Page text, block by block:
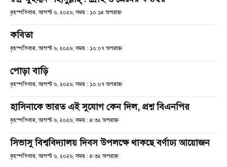
বৃহস্পতিবার, আগস্ট ৬, ২০২৬; সময় : ১০:১৪ অপরাহ্ণ
কবিতা
বৃহস্পতিবার, আগস্ট ৬, ২০২৬; সময় : ১০:০৭ অপরাহ্ণ
পোড়া বাড়ি
বৃহস্পতিবার, আগস্ট ৬, ২০২৬; সময় : ১০:০৭ অপরাহ্ণ
হাসিনাকে ভারত এই সুযোগ কেন দিল, প্রশ্ন বিএনপির
বৃহস্পতিবার, আগস্ট ৬, ২০২৬; সময় : ৪:৩২ অপরাহ্ণ
সিভাসু বিশ্ববিদ্যালয় দিবস উপলক্ষে থাকছে বর্ণাঢ্য আয়োজন
বৃহস্পতিবার, আগস্ট ৬, ২০২৬; সময় : ৪:৩২ অপরাহ্ণ